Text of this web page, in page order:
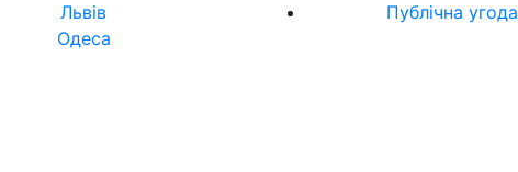
Львів
Одеса
Публічна угода